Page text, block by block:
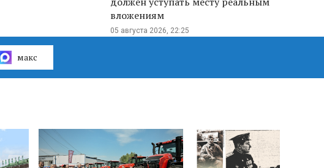
вложениям
05 августа 2026, 22:25
макс